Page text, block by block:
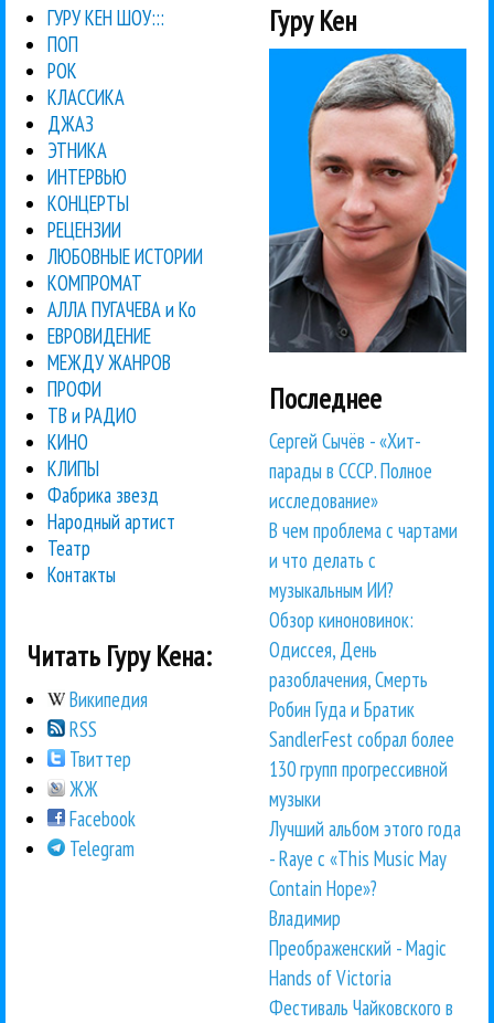
ГУРУ КЕН ШОУ:::
ПОП
РОК
КЛАССИКА
ДЖАЗ
ЭТНИКА
ИНТЕРВЬЮ
КОНЦЕРТЫ
РЕЦЕНЗИИ
ЛЮБОВНЫЕ ИСТОРИИ
КОМПРОМАТ
АЛЛА ПУГАЧЕВА и Ко
ЕВРОВИДЕНИЕ
МЕЖДУ ЖАНРОВ
ПРОФИ
ТВ и РАДИО
КИНО
КЛИПЫ
Фабрика звезд
Народный артист
Театр
Контакты
Читать Гуру Кена:
Википедия
RSS
Твиттер
ЖЖ
Facebook
Telegram
Гуру Кен
Последнее
Сергей Сычёв - «Хит-
парады в СССР. Полное
исследование»
В чем проблема с чартами
и что делать с
музыкальным ИИ?
Обзор киноновинок:
Одиссея, День
разоблачения, Смерть
Робин Гуда и Братик
SandlerFest собрал более
130 групп прогрессивной
музыки
Лучший альбом этого года
- Raye с «This Music May
Contain Hope»?
Владимир
Преображенский - Magic
Hands of Victoria
Фестиваль Чайковского в